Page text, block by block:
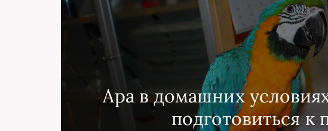
Ара в домашних
подготовиться к